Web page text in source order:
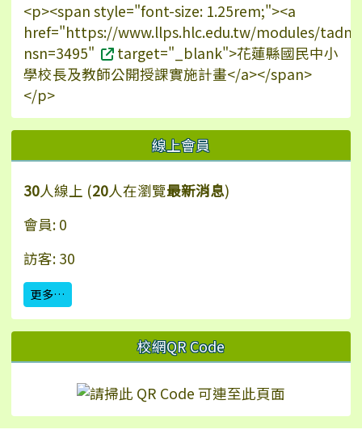
<p><span style="font-size: 1.25rem;"><a
href="https://www.llps.hlc.edu.tw/modules/
nsn=3495"
target="_blank">花蓮縣國民中小
學校長及教師公開授課實施計畫</a></span>
</p>
線上會員
30人線上 (20人在瀏覽最新消息)
會員: 0
訪客: 30
更多…
校網QR Code